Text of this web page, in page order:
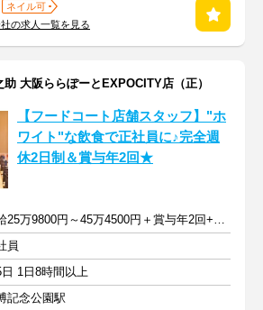
ネイル可
の求人一覧を見る
大阪ららぽーとEXPOCITY店（正）
【フードコート店舗スタッフ】"ホ
ワイト"な飲食で正社員に♪完全週
休2日制＆賞与年2回★
月給25万9800円～45万4500円＋賞与年2回+交通費
員
1日8時間以上
記念公園駅